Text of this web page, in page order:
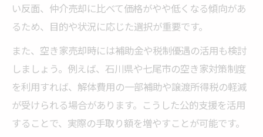
い反面、仲介売却に比べて価格がやや低くなる傾向があ
るため、目的や状況に応じた選択が重要です。
また、空き家売却時には補助金や税制優遇の活用も検討
しましょう。例えば、石川県や七尾市の空き家対策制度
を利用すれば、解体費用の一部補助や譲渡所得税の軽減
が受けられる場合があります。こうした公的支援を活用
することで、実際の手取り額を増やすことが可能です。